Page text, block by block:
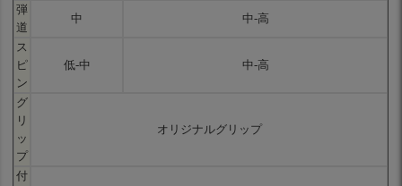
弾
道
中 中-高
ス
ピ
ン
低-中 中-高
グ
リ
ッ
プ
オリジナルグリップ
付